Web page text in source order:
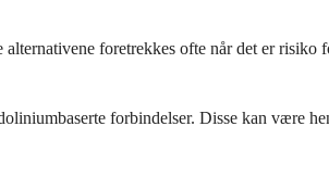
foretrekkes ofte når det er
forbindelser. Disse kan være